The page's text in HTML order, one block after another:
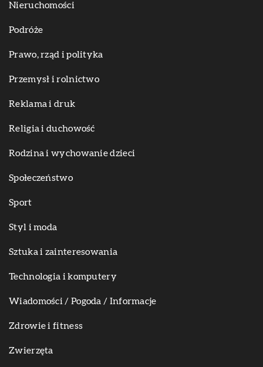
Nieruchomości
Podróże
Prawo, rząd i polityka
Przemysł i rolnictwo
Reklama i druk
Religia i duchowość
Rodzina i wychowanie dzieci
Społeczeństwo
Sport
Styl i moda
Sztuka i zainteresowania
Technologia i komputery
Wiadomości / Pogoda / Informacje
Zdrowie i fitness
Zwierzęta